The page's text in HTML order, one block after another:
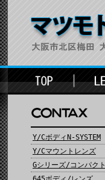
Y/CボディN-SYSTEM
Y/Cマウントレンズ
Gシリーズ/コンパクト